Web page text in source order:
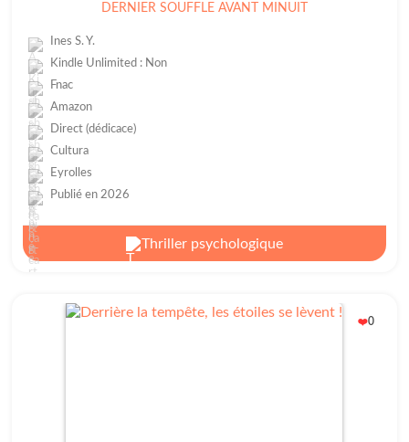
DERNIER SOUFFLE AVANT MINUIT
Ines S. Y.
Kindle Unlimited : Non
Fnac
Amazon
Direct (dédicace)
Cultura
Eyrolles
Publié en 2026
Thriller psychologique
❤️0